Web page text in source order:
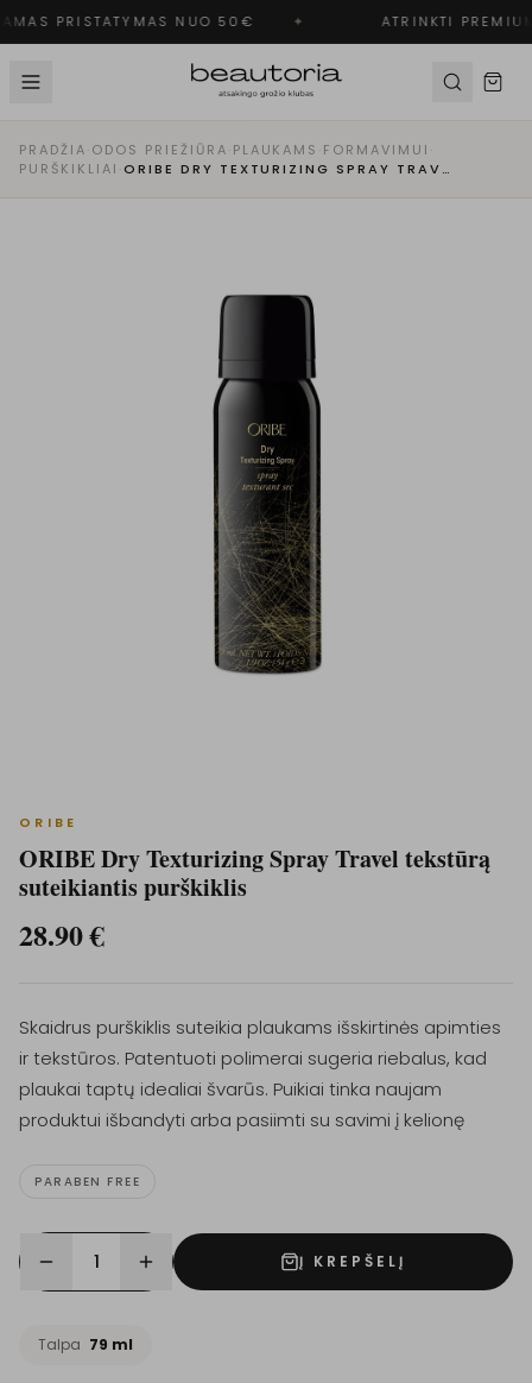
PRISTATYMAS NUO 50€ ✦ ATRINKTI
PRADŽIA·ODOS PRIEŽIŪRA·PLAUKAMS ·FORMAVIMUI ·
PURŠKIKLIAI · ORIBE DRY TEXTURIZING SPRAY TRAVEL TEKSTŪRĄ SUTEIKIANTIS PURŠKIKLIS
ORIBE
ORIBE Dry Texturizing Spray Travel tekstūrą
suteikiantis purškiklis
28.90€
Skaidrus purškiklis suteikia plaukams išskirtinės apimties
ir tekstūros. Patentuoti polimerai sugeria riebalus, kad
plaukai taptų idealiai švarūs. Puikiai tinka naujam
produktui išbandyti arba pasiimti su savimi į kelionę
PARABEN FREE
1 Į KREPŠELĮ
Talpa 79 ml